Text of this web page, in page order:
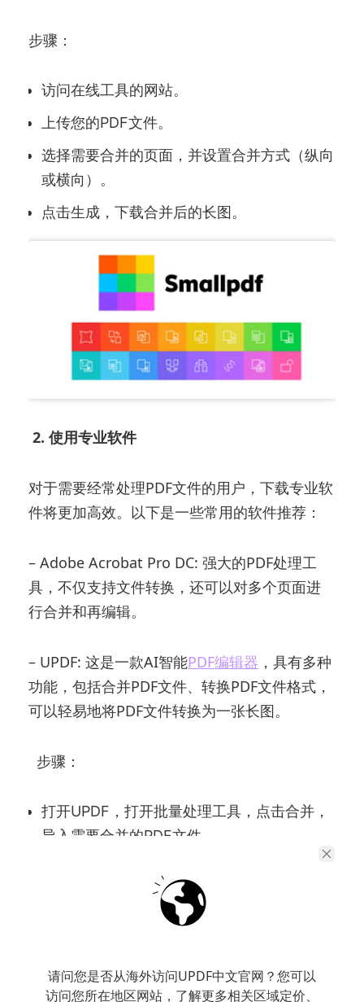
请问您是否从海外访问UPDF中文官网？您可以
访问您所在地区网站，了解更多相关区域定价、
步骤：
访问在线工具的网站。
上传您的PDF文件。
选择需要合并的页面，并设置合并方式（纵向
或横向）。
点击生成，下载合并后的长图。
2. 使用专业软件
对于需要经常处理PDF文件的用户，下载专业软
件将更加高效。以下是一些常用的软件推荐：
– Adobe Acrobat Pro DC: 强大的PDF处理工
具，不仅支持文件转换，还可以对多个页面进
行合并和再编辑。
– UPDF: 这是一款AI智能PDF编辑器 ，具有多种
功能，包括合并PDF文件、转换PDF文件格式，
可以轻易地将PDF文件转换为一张长图。
步骤：
打开UPDF，打开批量处理工具，点击合并，
导入需要合并的PDF文件。
像，保存为长图。